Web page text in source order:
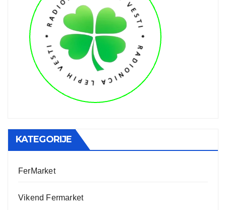
KATEGORIJE
FerMarket
Vikend Fermarket